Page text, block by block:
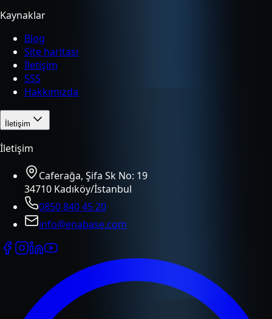
Kaynaklar
Blog
Site haritası
İletişim
SSS
Hakkımızda
İletişim
İletişim
Caferağa, Şifa Sk No: 19
34710 Kadıköy/İstanbul
0850 840 45 20
info@enabase.com